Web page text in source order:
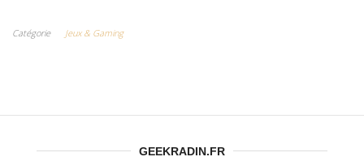
League ?
Catégorie Jeux & Gaming
GEEKRADIN.FR